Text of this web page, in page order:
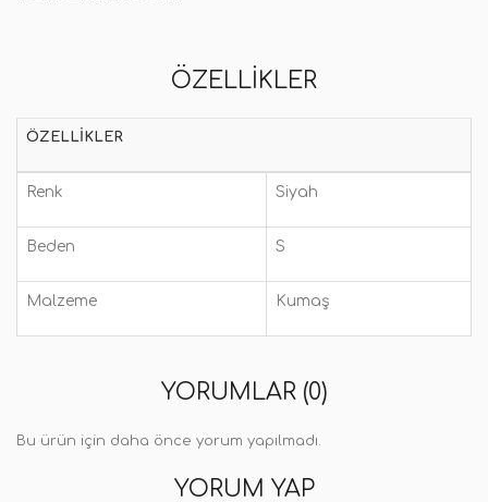
ÖZELLIKLER
ÖZELLIKLER
Renk Siyah
Beden S
Malzeme Kumaş
YORUMLAR (0)
Bu ürün için daha önce yorum yapılmadı.
YORUM YAP